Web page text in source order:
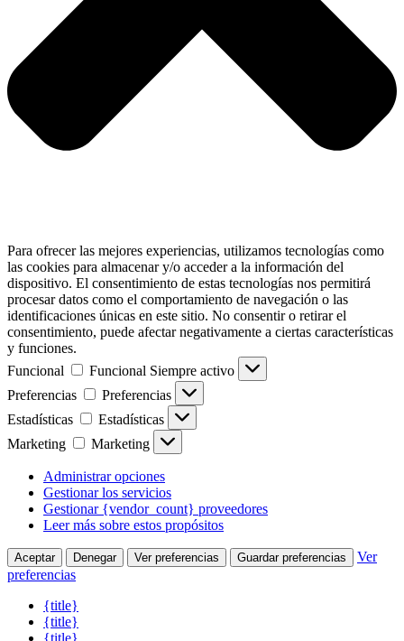
Para ofrecer las mejores experiencias, utilizamos tecnologías como
las cookies para almacenar y/o acceder a la información del
dispositivo. El consentimiento de estas tecnologías nos permitirá
procesar datos como el comportamiento de navegación o las
identificaciones únicas en este sitio. No consentir o retirar el
consentimiento, puede afectar negativamente a ciertas características
y funciones.
Funcional
Funcional Siempre activo
Preferencias
Preferencias
Estadísticas
Estadísticas
Marketing
Marketing
Administrar opciones
Gestionar los servicios
Gestionar {vendor_count} proveedores
Leer más sobre estos propósitos
Aceptar Denegar Ver preferencias Guardar preferencias
Ver
preferencias
{title}
{title}
{title}